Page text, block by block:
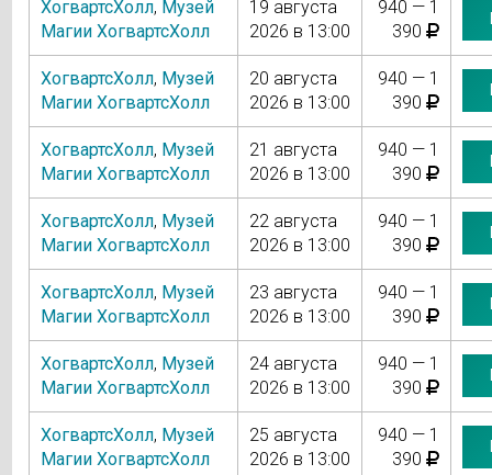
ХогвартсХолл, Музей
Магии ХогвартсХолл
19 августа
2026 в 13:00
940 — 1
390
ХогвартсХолл, Музей
Магии ХогвартсХолл
20 августа
2026 в 13:00
940 — 1
390
ХогвартсХолл, Музей
Магии ХогвартсХолл
21 августа
2026 в 13:00
940 — 1
390
ХогвартсХолл, Музей
Магии ХогвартсХолл
22 августа
2026 в 13:00
940 — 1
390
ХогвартсХолл, Музей
Магии ХогвартсХолл
23 августа
2026 в 13:00
940 — 1
390
ХогвартсХолл, Музей
Магии ХогвартсХолл
24 августа
2026 в 13:00
940 — 1
390
ХогвартсХолл, Музей
Магии ХогвартсХолл
25 августа
2026 в 13:00
940 — 1
390